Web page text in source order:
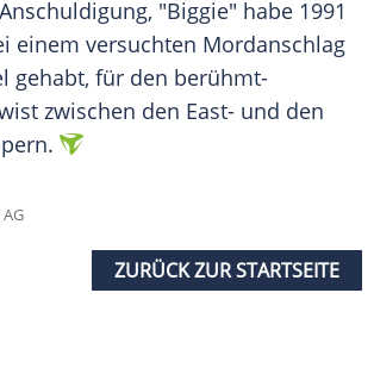
Anschuldigung, "Biggie" habe 1991
einem versuchten Mordanschlag
gehabt, für den berühmt-
zwischen den East- und den
ZURÜCK ZUR STARTSEITE